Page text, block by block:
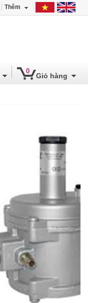
Thêm
0
Giỏ hàng